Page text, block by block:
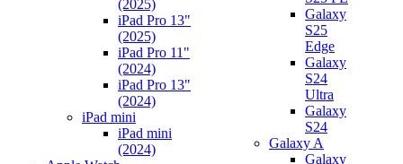
(2025)
iPad Pro 13"
(2025)
iPad Pro 11"
(2024)
iPad Pro 13"
(2024)
iPad mini
iPad mini
(2024)
Galaxy
S25
Edge
Galaxy
S24
Ultra
Galaxy
S24
Galaxy A
Galaxy